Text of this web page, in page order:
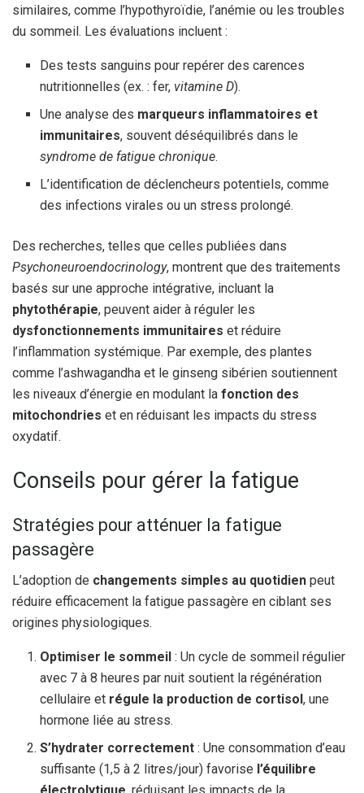
similaires, comme l’hypothyroïdie, l’anémie ou les troubles
du sommeil. Les évaluations incluent :
Des tests sanguins pour repérer des carences
nutritionnelles (ex. : fer, vitamine D).
Une analyse des marqueurs inflammatoires et
immunitaires, souvent déséquilibrés dans le
syndrome de fatigue chronique.
L’identification de déclencheurs potentiels, comme
des infections virales ou un stress prolongé.
Des recherches, telles que celles publiées dans
Psychoneuroendocrinology, montrent que des traitements
basés sur une approche intégrative, incluant la
phytothérapie, peuvent aider à réguler les
dysfonctionnements immunitaires et réduire
l’inflammation systémique. Par exemple, des plantes
comme l’ashwagandha et le ginseng sibérien soutiennent
les niveaux d’énergie en modulant la fonction des
mitochondries et en réduisant les impacts du stress
oxydatif.
Conseils pour gérer la fatigue
Stratégies pour atténuer la fatigue
passagère
L’adoption de changements simples au quotidien peut
réduire efficacement la fatigue passagère en ciblant ses
origines physiologiques.
Optimiser le sommeil : Un cycle de sommeil régulier
avec 7 à 8 heures par nuit soutient la régénération
cellulaire et régule la production de cortisol, une
hormone liée au stress.
S’hydrater correctement : Une consommation d’eau
suffisante (1,5 à 2 litres/jour) favorise l’équilibre